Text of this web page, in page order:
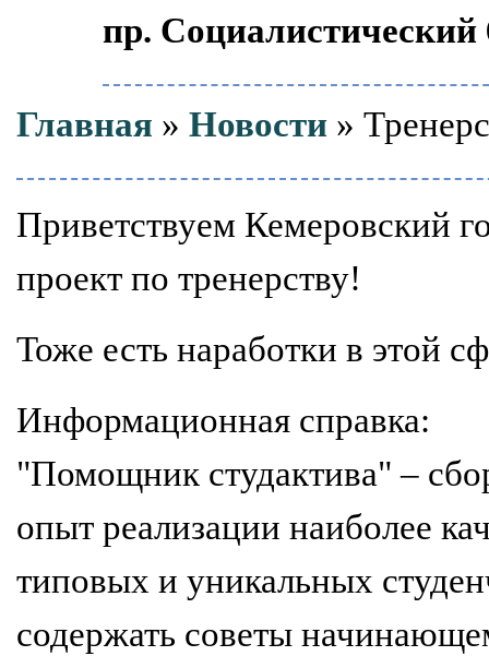
пр. Социалистический
Главная » Новости »
Приветствуем Кемеровский
проект по тренерству!
Тоже есть наработки в этой
Информационная справка:
"Помощник студактива" –
опыт реализации наиболее
типовых и уникальных
содержать советы